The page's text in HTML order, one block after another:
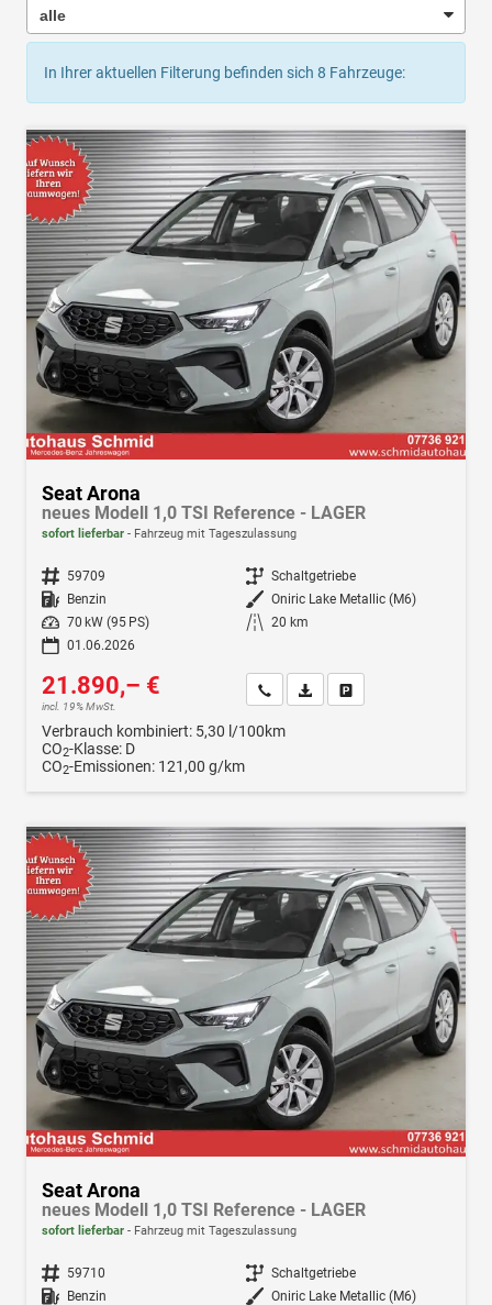
In Ihrer aktuellen Filterung befinden sich 8 Fahrzeuge:
Seat Arona
neues Modell 1,0 TSI Reference - LAGER
sofort lieferbar Fahrzeug mit Tageszulassung
Fahrzeugnr. 59709 Getriebe Schaltgetriebe
Kraftstoff Benzin Außenfarbe Oniric Lake Metallic (M6)
Leistung
70 kW (95 PS) Kilometerstand 20 km
01.06.2026
21.890,– €
incl. 19% MwSt.
Wir rufen Sie anFahrzeugexposé (PDF)
Verbrauch kombiniert: 5,30 l/100km
CO2-Klasse: D
CO2-Emissionen: 121,00 g/km
Seat Arona
neues Modell 1,0 TSI Reference - LAGER
sofort lieferbar Fahrzeug mit Tageszulassung
Fahrzeugnr. 59710 Getriebe Schaltgetriebe
Kraftstoff Benzin Außenfarbe Oniric Lake Metallic (M6)